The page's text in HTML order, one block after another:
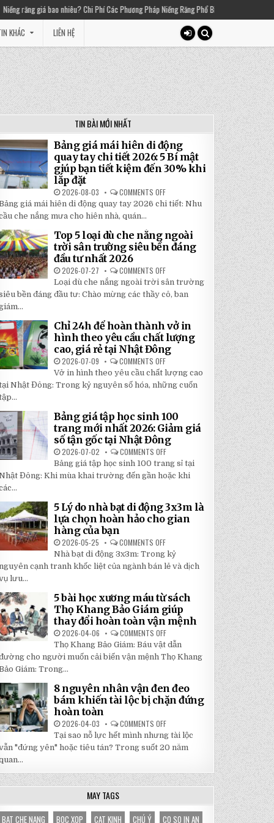
giá bao nhiêu? Chi Phí Các Phương Pháp Niềng Răng Phổ Biến
KHÁC LIÊN HỆ
TIN BÀI MỚI NHẤT
Bảng giá mái hiên di động
quay tay chi tiết 2026: 5 Bí mật
giúp bạn tiết kiệm đến 30% khi
lắp đặt
2026-08-03 COMMENTS OFF
BẢNG
GIÁ
ĐỘNG
QUAY
TAY
5
BÍ
MẬT
KIỆM
ĐẾN
30%
KHI
LẮP
giá mái hiên di động quay tay 2026 chi tiết: Nhu
che nắng mưa cho hiên nhà, quán...
Top 5 loại dù che nắng ngoài
trời sân trường siêu bền đáng
đầu tư nhất 2026
2026-07-27 COMMENTS OFF
TOP
5
LOẠI
DÙ
NGOÀI
TRỜI
SÂN
TRƯỜNG
SIÊU
BỀN
ĐẦU
NHẤT
Loại dù che nắng ngoài trời sân trường
bền đáng đầu tư: Chào mừng các thầy cô, ban
Chỉ 24h để hoàn thành vở in
hình theo yêu cầu chất lượng
cao, giá rẻ tại Nhật Đông
2026-07-09 COMMENTS OFF
CHỈ
24H
ĐỂ
HOÀN
IN
HÌNH
THEO
YÊU
CẦU
CHẤT
CAO,
GIÁ
RẺ
Vở in hình theo yêu cầu chất lượng cao
Nhật Đông: Trong kỷ nguyên số hóa, những cuốn
Bảng giá tập học sinh 100
trang mới nhất 2026: Giảm giá
số tận gốc tại Nhật Đông
2026-07-02 COMMENTS OFF
BẢNG
GIÁ
TẬP
HỌC
TRANG
MỚI
NHẤT
2026:
TẬN
GỐC
TẠI
Bảng giá tập học sinh 100 trang sỉ tại
Đông: Khi mùa khai trường đến gần hoặc khi
5 Lý do nhà bạt di động 3x3m là
lựa chọn hoàn hảo cho gian
hàng của bạn
2026-05-25 COMMENTS OFF
5
LÝ
DO
NHÀ
ĐỘNG
3X3M
LÀ
LỰA
CHỌN
HOÀN
HẢO
CHO
GIAN
HÀNG
Nhà bạt di động 3x3m: Trong kỷ
cạnh tranh khốc liệt của ngành bán lẻ và dịch
lưu...
5 bài học xương máu từ sách
Thọ Khang Bảo Giám giúp
thay đổi hoàn toàn vận mệnh
2026-04-06 COMMENTS OFF
5
BÀI
HỌC
XƯƠNG
SÁCH
THỌ
KHANG
BẢO
ĐỔI
HOÀN
TOÀN
Thọ Khang Bảo Giám: Báu vật dẫn
cho người muốn cải biến vận mệnh Thọ Khang
Giám: Trong...
8 nguyên nhân vận đen đeo
bám khiến tài lộc bị chặn đứng
hoàn toàn
2026-04-03 COMMENTS OFF
NGUYÊN
NHÂN
VẬN
BÁM
KHIẾN
TÀI
BỊ
CHẶN
ĐỨNG
Tại sao nỗ lực hết mình nhưng tài lộc
"đứng yên" hoặc tiêu tán? Trong suốt 20 năm
MAY TAGS
BAT CHE NANG BOC XOP CAT KINH CHÚ Ý
CO SO IN AN